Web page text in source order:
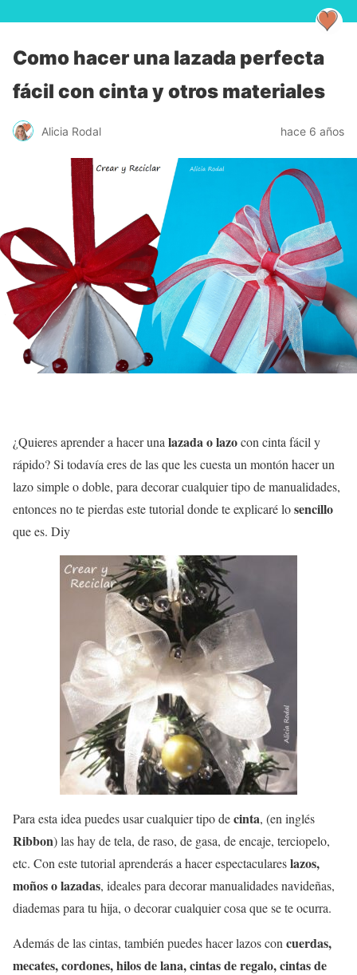
Como hacer una lazada perfecta
fácil con cinta y otros materiales
Alicia Rodal hace 6 años
¿Quieres aprender a hacer una lazada o lazocon cinta fácil y
rápido? Si todavía eres de las que les cuesta un montón hacer un
lazo simple o doble, para decorar cualquier tipo de manualidades,
entonces no te pierdas este tutorial donde te explicaré losencillo
que es. Diy
Para esta idea puedes usar cualquier tipo decinta, (en inglés
Ribbon) las hay de tela, de raso, de gasa, de encaje, terciopelo,
etc. Con este tutorial aprenderás a hacer espectaculareslazos,
moños o lazadas, ideales para decorar manualidades navideñas,
diademas para tu hija, o decorar cualquier cosa que se te ocurra.
Además de las cintas, también puedes hacer lazos con cuerdas,
mecates, cordones, hilos de lana, cintas de regalo, cintas de